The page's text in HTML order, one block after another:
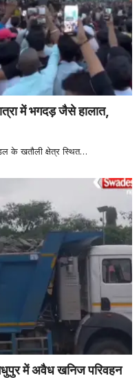
में भगदड़ जैसे हालात,
के खतौली क्षेत्र स्थित…
में अवैध खनिज परिवहन